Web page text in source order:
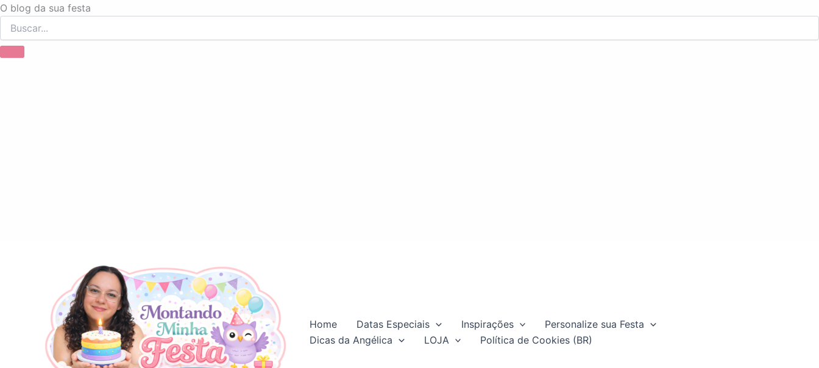
O blog da sua festa
Ir
para
o
conteúdo
Home Datas Especiais Inspirações
Personalize sua Festa
Dicas da Angélica
LOJA Política de Cookies (BR)